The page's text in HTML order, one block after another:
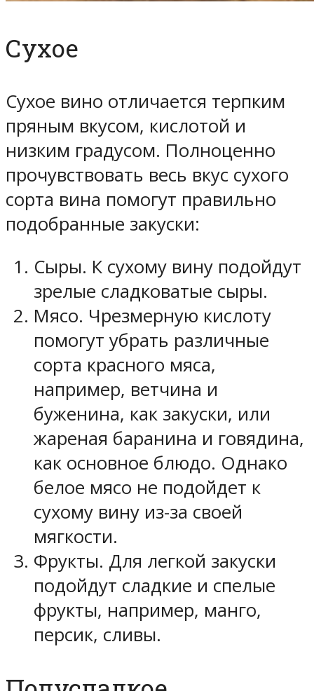
Сухое
Сухое вино отличается терпким
пряным вкусом, кислотой и
низким градусом. Полноценно
прочувствовать весь вкус сухого
сорта вина помогут правильно
подобранные закуски:
Сыры. К сухому вину подойдут
зрелые сладковатые сыры.
Мясо. Чрезмерную кислоту
помогут убрать различные
сорта красного мяса,
например, ветчина и
буженина, как закуски, или
жареная баранина и говядина,
как основное блюдо. Однако
белое мясо не подойдет к
сухому вину из-за своей
мягкости.
Фрукты. Для легкой закуски
подойдут сладкие и спелые
фрукты, например, манго,
персик, сливы.